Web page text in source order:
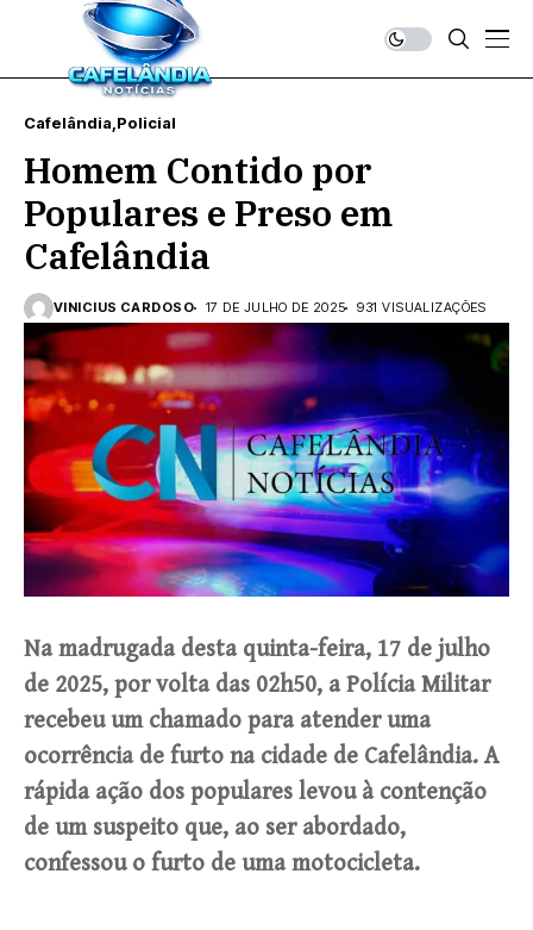
Cafelândia Policial
Homem Contido por
Populares e Preso em
Cafelândia
VINICIUS CARDOSO 17 DE JULHO DE 2025 931 VISUALIZAÇÕES
Na madrugada desta quinta-feira, 17 de julho
de 2025, por volta das 02h50, a Polícia Militar
recebeu um chamado para atender uma
ocorrência de furto na cidade de Cafelândia. A
rápida ação dos populares levou à contenção
de um suspeito que, ao ser abordado,
confessou o furto de uma motocicleta.